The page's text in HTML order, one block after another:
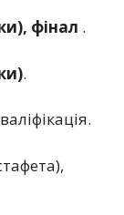
фінал .
.